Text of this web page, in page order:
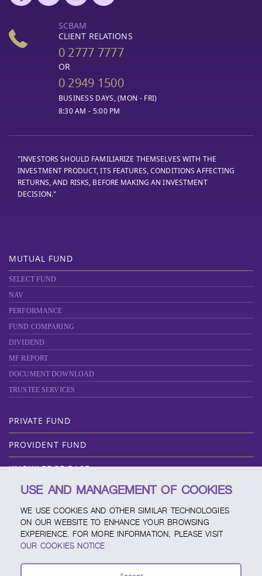
SCBAM
CLIENT RELATIONS
0 2777 7777
OR
0 2949 1500
BUSINESS DAYS, (MON - FRI)
8:30 AM - 5:00 PM
"INVESTORS SHOULD FAMILIARIZE THEMSELVES WITH THE
INVESTMENT PRODUCT, ITS FEATURES, CONDITIONS AFFECTING
RETURNS, AND RISKS, BEFORE MAKING AN INVESTMENT
DECISION."
MUTUAL FUND
SELECT FUND
NAV
PERFORMANCE
FUND COMPARING
DIVIDEND
MF REPORT
DOCUMENT DOWNLOAD
TRUSTEE SERVICES
PRIVATE FUND
PROVIDENT FUND
KNOWLEDGE BASE
ABOUT SCBAM
ONLINE SERVICE
SERVICE CHANNELS
FUND CALENDAR
USE AND MANAGEMENT OF COOKIES
WE USE COOKIES AND OTHER SIMILAR TECHNOLOGIES
ON OUR WEBSITE TO ENHANCE YOUR BROWSING
EXPERIENCE. FOR MORE INFORMATION, PLEASE VISIT
OUR COOKIES NOTICE